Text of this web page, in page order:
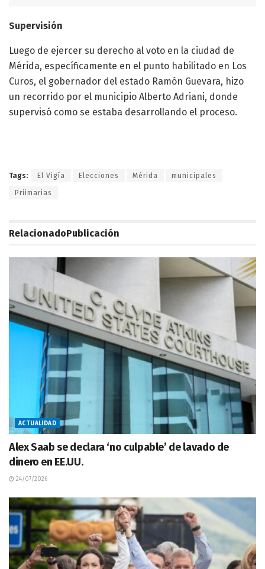
Supervisión
Luego de ejercer su derecho al voto en la ciudad de
Mérida, específicamente en el punto habilitado en Los
Curos, el gobernador del estado Ramón Guevara, hizo
un recorrido por el municipio Alberto Adriani, donde
supervisó como se estaba desarrollando el proceso.
Tags: El Vigía Elecciones Mérida municipales
Priimarias
RelacionadoPublicación
ACTUALIDAD
Alex Saab se declara ‘no culpable’ de lavado de
dinero en EE.UU.
24/07/2026